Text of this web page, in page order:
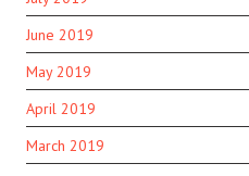
June 2019
May 2019
April 2019
March 2019